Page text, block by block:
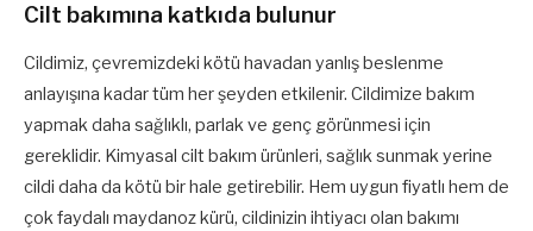
Cilt bakımına katkıda bulunur
Cildimiz, çevremizdeki kötü havadan yanlış beslenme
anlayışına kadar tüm her şeyden etkilenir. Cildimize bakım
yapmak daha sağlıklı, parlak ve genç görünmesi için
gereklidir. Kimyasal cilt bakım ürünleri, sağlık sunmak yerine
cildi daha da kötü bir hale getirebilir. Hem uygun fiyatlı hem de
çok faydalı maydanoz kürü, cildinizin ihtiyacı olan bakımı